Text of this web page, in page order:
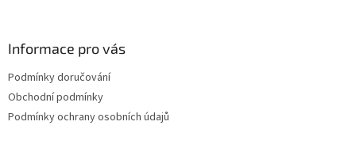
Informace pro vás
Podmínky doručování
Obchodní podmínky
Podmínky ochrany osobních údajů